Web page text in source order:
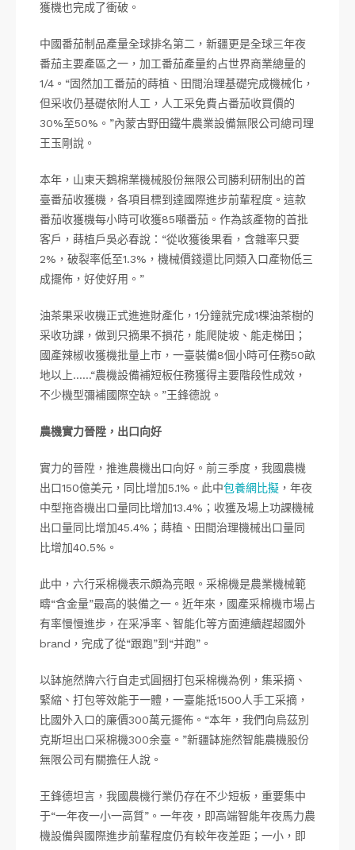
獲機也完成了衝破。
中國番茄制品產量全球排名第二，新疆更是全球三年夜
番茄主要產區之一，加工番茄產量約占世界商業總量的
1/4。“固然加工番茄的蒔植、田間治理基礎完成機械化，
但采收仍基礎依附人工，人工采免費占番茄收買價的
30%至50%。”內蒙古野田鐵牛農業設備無限公司總司理
王玉剛說。
本年，山東天鵝棉業機械股份無限公司勝利研制出的首
臺番茄收獲機，各項目標到達國際進步前輩程度。這款
番茄收獲機每小時可收獲85噸番茄。作為該產物的首批
客戶，蒔植戶吳必春說：“從收獲後果看，含雜率只要
2%，破裂率低至1.3%，機械價錢還比同類入口產物低三
成擺佈，好使好用。”
油茶果采收機正式進進財產化，1分鐘就完成1棵油茶樹的
采收功課，做到只摘果不損花，能爬陡坡、能走梯田；
國產辣椒收獲機批量上市，一臺裝備8個小時可任務50畝
地以上……“農機設備補短板任務獲得主要階段性成效，
不少機型彌補國際空缺。”王鋒德說。
農機實力晉陞，出口向好
實力的晉陞，推進農機出口向好。前三季度，我國農機
出口150億美元，同比增加5.1%。此中包養網比擬 ，年夜
中型拖沓機出口量同比增加13.4%；收獲及場上功課機械
出口量同比增加45.4%；蒔植、田間治理機械出口量同
比增加40.5%。
此中，六行采棉機表示頗為亮眼。采棉機是農業機械範
疇“含金量”最高的裝備之一。近年來，國產采棉機市場占
有率慢慢進步，在采凈率、智能化等方面連續趕超國外
brand，完成了從“跟跑”到“并跑”。
以缽施然牌六行自走式圓捆打包采棉機為例，集采摘、
緊縮、打包等效能于一體，一臺能抵1500人手工采摘，
比國外入口的廉價300萬元擺佈。“本年，我們向烏茲別
克斯坦出口采棉機300余臺。”新疆缽施然智能農機股份
無限公司有關擔任人說。
王鋒德坦言，我國農機行業仍存在不少短板，重要集中
于“一年夜一小一高質”。一年夜，即高端智能年夜馬力農
機設備與國際進步前輩程度仍有較年夜差距；一小，即